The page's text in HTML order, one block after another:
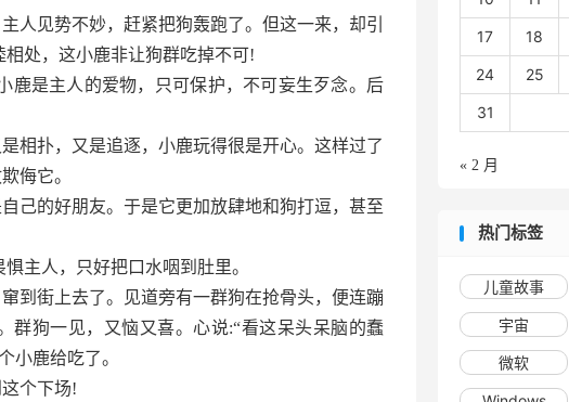
人见势不妙，赶紧把狗轰跑了。但这一来，却引
处，这小鹿非让狗群吃掉不可!
鹿是主人的爱物，只可保护，不可妄生歹念。后
相扑，又是追逐，小鹿玩得很是开心。这样过了
侮它。
己的好朋友。于是它更加放肆地和狗打逗，甚至
主人，只好把口水咽到肚里。
到街上去了。见道旁有一群狗在抢骨头，便连蹦
群狗一见，又恼又喜。心说:“看这呆头呆脑的蠢
小鹿给吃了。
个下场!
17 18
24 25
31
« 2 月
热门标签
儿童故事
宇宙
微软